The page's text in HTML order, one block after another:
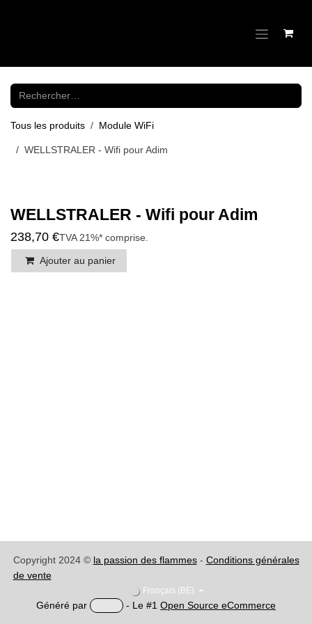
Tous les produits
Module WiFi
WELLSTRALER - Wifi pour Adim
238,70€TVA 21%* comprise.
Ajouter au panier